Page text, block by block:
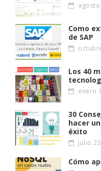
agosto
Como
de SAP
Los 40
enero
30
hacer
éxito
julio
Cómo